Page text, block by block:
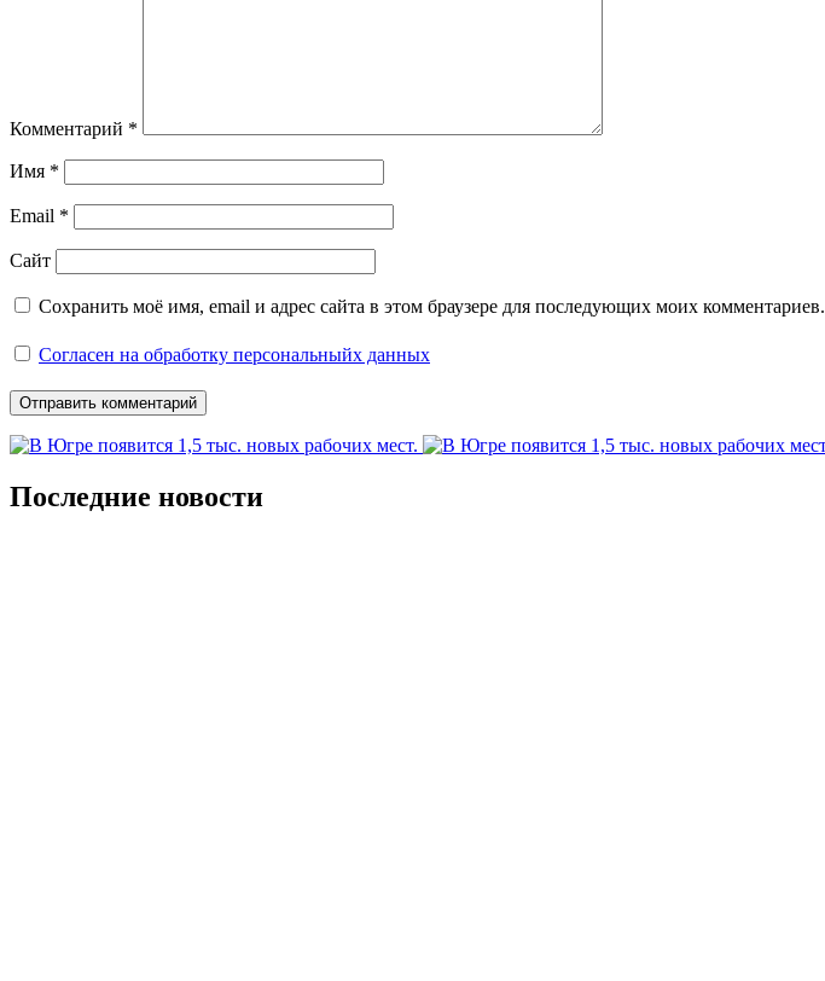
Комментарий *
Имя *
Email *
Сайт
Сохранить моё имя, email и адрес сайта в этом браузере для последующих моих комментариев.
Согласен на обработку персональныйх данных
Последние новости